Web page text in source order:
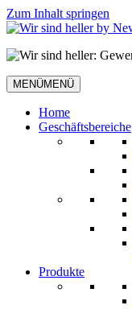
Zum Inhalt springen
MENÜMENÜ
Home
Geschäftsbereiche
Produkte